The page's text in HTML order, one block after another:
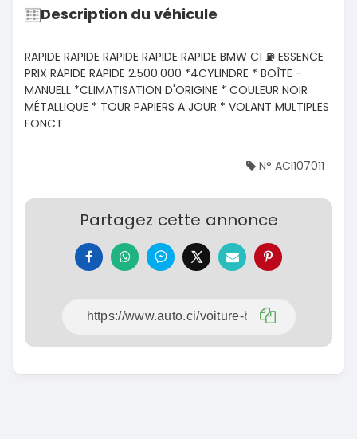
Description du véhicule
RAPIDE RAPIDE RAPIDE RAPIDE RAPIDE BMW C1 ⛽️ ESSENCE
PRIX RAPIDE RAPIDE 2.500.000 *4CYLINDRE * BOÎTE -
MANUELL *CLIMATISATION D'ORIGINE * COULEUR NOIR
MÉTALLIQUE * TOUR PAPIERS A JOUR * VOLANT MULTIPLES
FONCT
N° ACI107011
Partagez cette annonce